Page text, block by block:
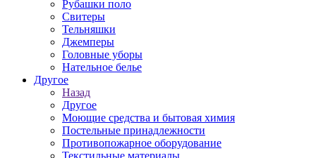
Рубашки поло
Свитеры
Тельняшки
Джемперы
Головные уборы
Нательное белье
Другое
Назад
Другое
Моющие средства и бытовая химия
Постельные принадлежности
Противопожарное оборудование
Текстильные материалы